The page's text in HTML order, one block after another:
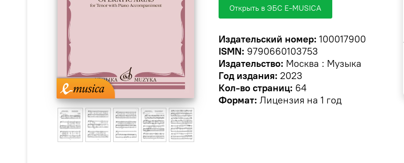
Открыть в ЭБС E-MUSICA
Издательский номер: 100017900
ISMN: 979­0­66010­375­3
Издательство: Москва : Музыка
Год издания: 2023
Кол-во страниц: 64
Формат: Лицензия на 1 год